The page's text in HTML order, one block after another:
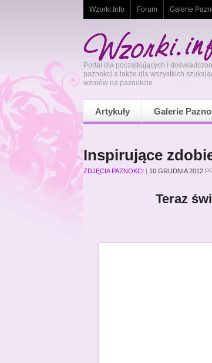
Wzorki.Info Forum Galerie
Portal dla początkujących i
paznokci a także dla wszystkich
wzorów na paznokcie
Artykuły Galerie
Inspirujące
ZDJĘCIA PAZNOKCI | 10 GRUDNIA 2012
Teraz